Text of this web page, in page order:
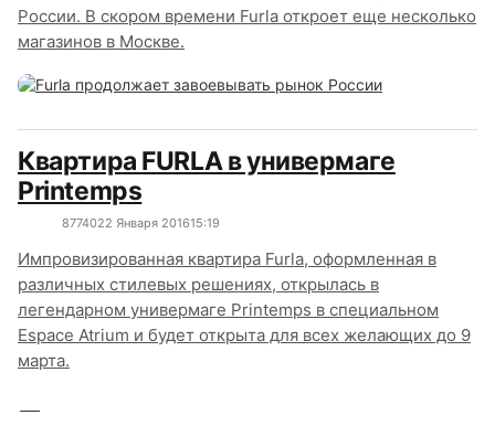
России. В скором времени Furla откроет еще несколько
магазинов в Москве.
Квартира FURLA в универмаге
Printemps
8774022 Января 201615:19
Импровизированная квартира Furla, оформленная в
различных стилевых решениях, открылась в
легендарном универмаге Printemps в специальном
Espace Atrium и будет открыта для всех желающих до 9
марта.